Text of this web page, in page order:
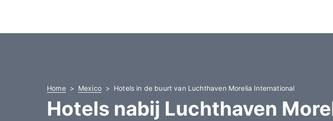
Home Mexico Hotels in de buurt van Luchthaven Morelia International
Hotels nabij Luchthaven